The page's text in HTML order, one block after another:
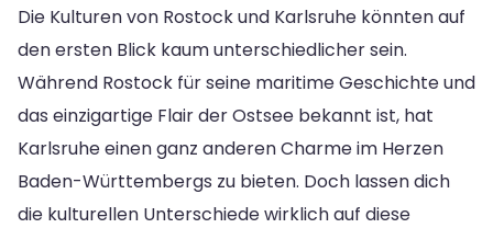
Die Kulturen von Rostock und Karlsruhe könnten auf
den ersten Blick kaum unterschiedlicher sein.
Während Rostock für seine maritime Geschichte und
das einzigartige Flair der Ostsee bekannt ist, hat
Karlsruhe einen ganz anderen Charme im Herzen
Baden-Württembergs zu bieten. Doch lassen dich
die kulturellen Unterschiede wirklich auf diese